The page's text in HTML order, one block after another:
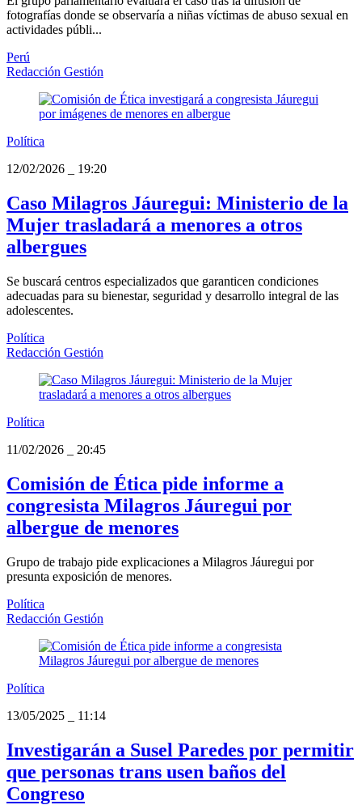
fotografías donde se observaría a niñas víctimas de abuso sexual en
actividades públi...
Perú
Redacción Gestión
Política
12/02/2026
19:20
Caso Milagros Jáuregui: Ministerio de la
Mujer trasladará a menores a otros
albergues
Se buscará centros especializados que garanticen condiciones
adecuadas para su bienestar, seguridad y desarrollo integral de las
adolescentes.
Política
Redacción Gestión
Política
11/02/2026
20:45
Comisión de Ética pide informe a
congresista Milagros Jáuregui por
albergue de menores
Grupo de trabajo pide explicaciones a Milagros Jáuregui por
presunta exposición de menores.
Política
Redacción Gestión
Política
13/05/2025
11:14
Investigarán a Susel Paredes por permitir
que personas trans usen baños del
Congreso